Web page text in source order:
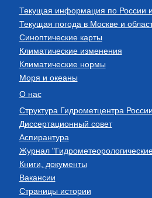
Текущая информация по России
Текущая погода в Москве и
Синоптические карты
Климатические изменения
Климатические нормы
Моря и океаны
О нас
Структура Гидрометцентра России
Диссертационный совет
Аспирантура
Журнал
Книги, документы
Вакансии
Страницы истории